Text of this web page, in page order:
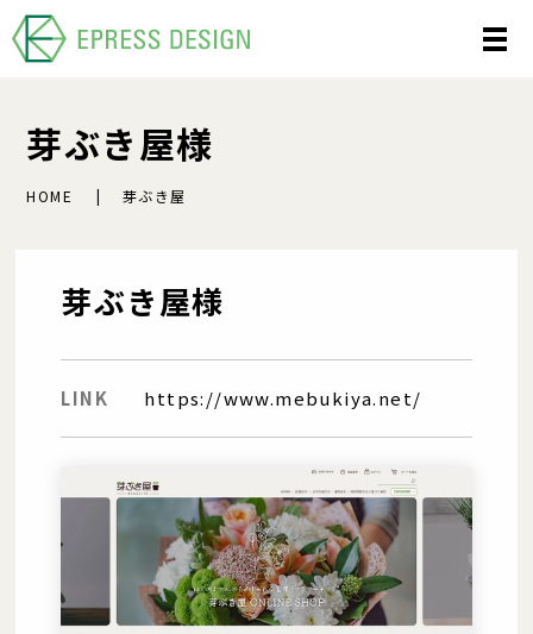
芽ぶき屋様
HOME 芽ぶき屋
芽ぶき屋様
LINK https://www.mebukiya.net/